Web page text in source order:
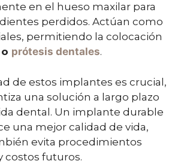
en el hueso maxilar para
perdidos. Actúan como
permitiendo la colocación
prótesis dentales.
de estos implantes es crucial,
una solución a largo plazo
dental. Un implante durable
una mejor calidad de vida,
evita procedimientos
costos futuros.